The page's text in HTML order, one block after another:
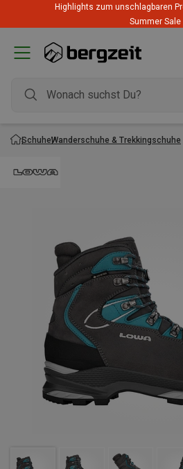
Highlights zum unschlagbaren
Summer Sale
SchuheWanderschuhe & Trekkingschuhe